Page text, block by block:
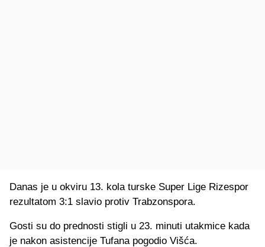
Danas je u okviru 13. kola turske Super Lige Rizespor
rezultatom 3:1 slavio protiv Trabzonspora.
Gosti su do prednosti stigli u 23. minuti utakmice kada
je nakon asistencije Tufana pogodio Višća.